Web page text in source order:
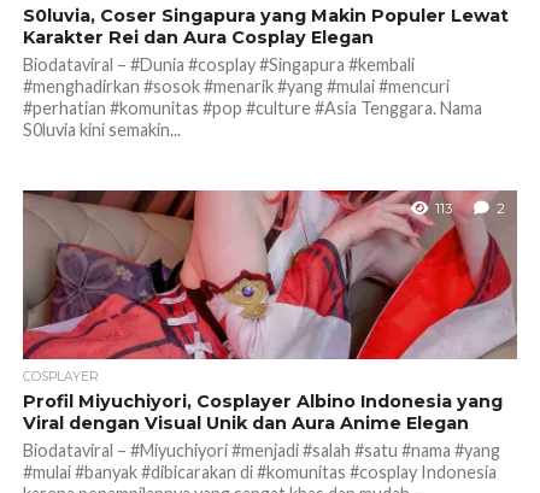
S0luvia, Coser Singapura yang Makin Populer Lewat
Karakter Rei dan Aura Cosplay Elegan
Biodataviral – #Dunia #cosplay #Singapura #kembali
#menghadirkan #sosok #menarik #yang #mulai #mencuri
#perhatian #komunitas #pop #culture #Asia Tenggara. Nama
S0luvia kini semakin...
113 2
COSPLAYER
Profil Miyuchiyori, Cosplayer Albino Indonesia yang
Viral dengan Visual Unik dan Aura Anime Elegan
Biodataviral – #Miyuchiyori #menjadi #salah #satu #nama #yang
#mulai #banyak #dibicarakan di #komunitas #cosplay Indonesia